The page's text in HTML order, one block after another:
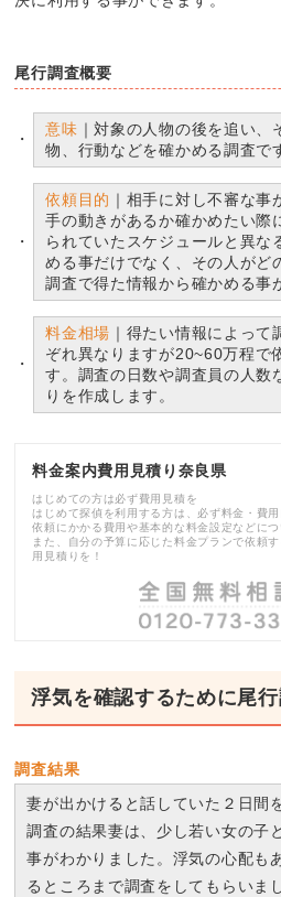
尾行調査概要
意味 ｜対象の人物の後を追い、
物、行動などを確かめる調査で
依頼目的 ｜相手に対し不審な
手の動きがあるか確かめたい際
られていたスケジュールと異な
める事だけでなく、その人がど
調査で得た情報から確かめる事
料金相場 ｜得たい情報によっ
ぞれ異なりますが20~60万程で
す。調査の日数や調査員の人数
りを作成します。
料金案内費用見積り奈良県
はじめての方は必ず費用見積を
はじめて探偵を利用する方は、必ず料金・費
依頼にかかる費用や基本的な料金設定などに
また、自分の予算に応じた料金プランで依頼
用見積りを！
浮気を確認するために尾
調査結果
妻が出かけると話していた２日間
調査の結果妻は、少し若い女の子
事がわかりました。浮気の心配も
るところまで調査をしてもらいま